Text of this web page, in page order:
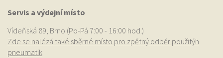
Servis a výdejní místo
Vídeňská 89, Brno (Po-Pá 7:00 - 16:00 hod.)
Zde se nalézá také sběrné místo pro zpětný odběr použitýh
pneumatik